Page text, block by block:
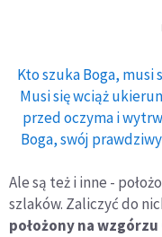
Kto szuka Boga, musi
Musi się wciąż
przed oczyma i
Boga, swój
Ale są też i inne -
szlaków. Zaliczyć do
położony na wzgórzu